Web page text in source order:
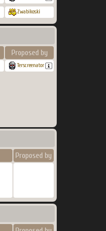
Zwabikoski
Proposed by
Terscreenator
Proposed by